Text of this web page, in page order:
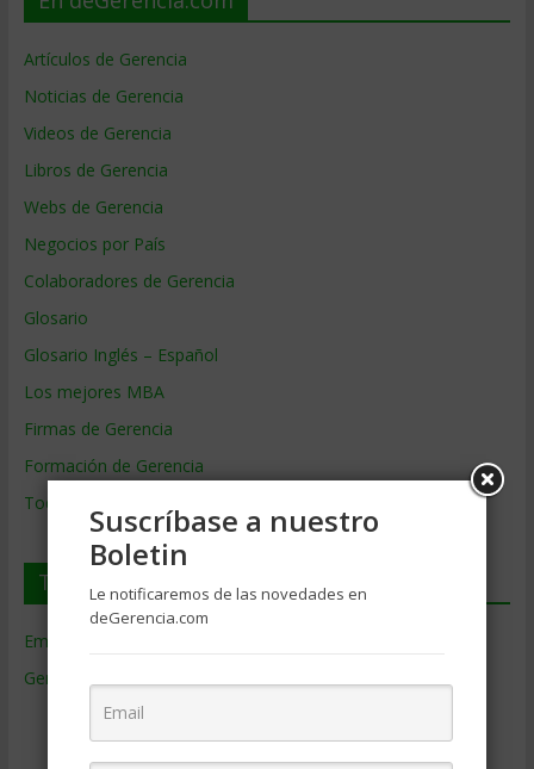
Artículos de Gerencia
Noticias de Gerencia
Videos de Gerencia
Libros de Gerencia
Webs de Gerencia
Negocios por País
Colaboradores de Gerencia
Glosario
Glosario Inglés – Español
Los mejores MBA
Firmas de Gerencia
Formación de Gerencia
Todos los Temas
Temas de Gerencia
Empresas de Gerencia
Gerencia
Ciencias Económicas
Contabilidad(466)
Suscríbase a nuestro
Boletin
Le notificaremos de las novedades en
deGerencia.com